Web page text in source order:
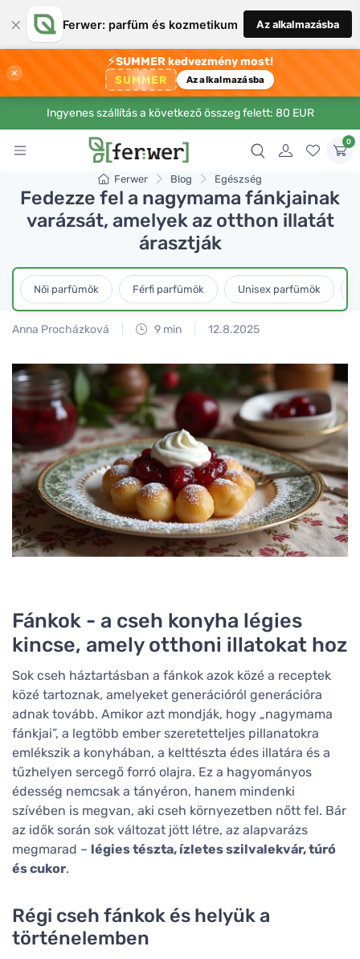
× Ferwer: parfüm és kozmetikum Az alkalmazásba
×
⚡SUMMER kedvezmény most!
SUMMER Az alkalmazásba
Ingyenes szállítás a következő összeg felett: 80 EUR
0
Ferwer Blog Egészség
Fedezze fel a nagymama fánkjainak
varázsát, amelyek az otthon illatát
árasztják
Női parfümök Férfi parfümök Unisex parfümök
Anna Procházková 9 min 12.8.2025
Fánkok - a cseh konyha légies
kincse, amely otthoni illatokat hoz
Sok cseh háztartásban a fánkok azok közé a receptek
közé tartoznak, amelyeket generációról generációra
adnak tovább. Amikor azt mondják, hogy „nagymama
fánkjai”, a legtöbb ember szeretetteljes pillanatokra
emlékszik a konyhában, a kelttészta édes illatára és a
tűzhelyen sercegő forró olajra. Ez a hagyományos
édesség nemcsak a tányéron, hanem mindenki
szívében is megvan, aki cseh környezetben nőtt fel. Bár
az idők során sok változat jött létre, az alapvarázs
megmarad – légies tészta, ízletes szilvalekvár, túró
és cukor.
Régi cseh fánkok és helyük a
történelemben